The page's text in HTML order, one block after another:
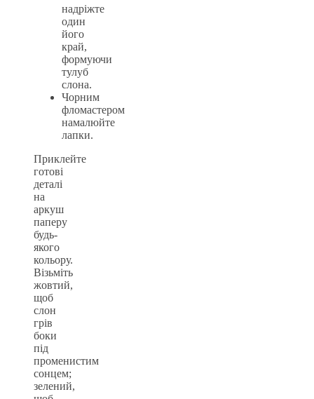
надріжте
один
його
край,
формуючи
тулуб
слона.
Чорним
фломастером
намалюйте
лапки.
Приклейте
готові
деталі
на
аркуш
паперу
будь-
якого
кольору.
Візьміть
жовтий,
щоб
слон
грів
боки
під
променистим
сонцем;
зелений,